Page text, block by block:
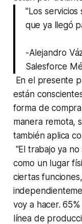
"Los
que ya llegó
-Alejandro
Salesforce
En el presente
están
forma de
manera remota,
también aplica
"El trabajo ya
como un lugar
ciertas
voy a hacer.
línea de